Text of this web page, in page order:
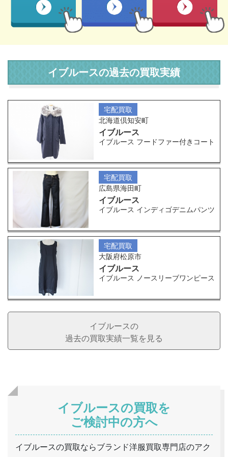
イブルースの過去の買取実績
宅配買取
北海道倶知安町
イブルース
イブルース フードファー付きコート
宅配買取
広島県海田町
イブルース
イブルース インディゴデニムパンツ
宅配買取
大阪府松原市
イブルース
イブルース ノースリーブワンピース
イブルースの
過去の買取実績一覧を見る
イブルースの買取を
ご検討中の方へ
イブルースの買取ならブランド洋服買取専門店のアク